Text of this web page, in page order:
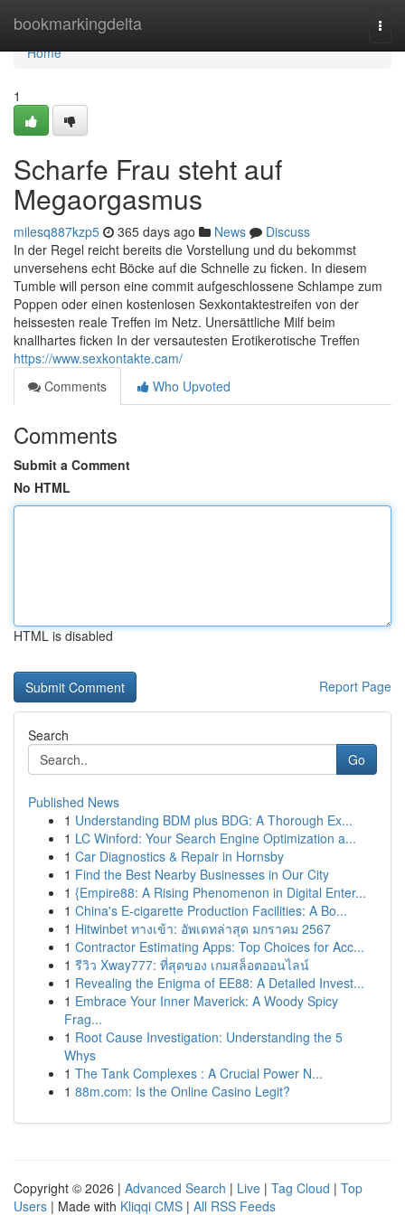
bookmarkingdelta
Home
Home
1
Scharfe Frau steht auf
Megaorgasmus
milesq887kzp5 365 days ago News
Discuss
In der Regel reicht bereits die Vorstellung und du bekommst
unversehens echt Böcke auf die Schnelle zu ficken. In diesem
Tumble will person eine commit aufgeschlossene Schlampe zum
Poppen oder einen kostenlosen Sexkontaktestreifen von der
heissesten reale Treffen im Netz. Unersättliche Milf beim
knallhartes ficken In der versautesten Erotikerotische Treffen
https://www.sexkontakte.cam/
Comments
Who Upvoted
Comments
Submit a Comment
No HTML
HTML is disabled
Report Page
Search
Go
Published News
1 Understanding BDM plus BDG: A Thorough Ex...
1 LC Winford: Your Search Engine Optimization a...
1 Car Diagnostics & Repair in Hornsby
1 Find the Best Nearby Businesses in Our City
1 {Empire88: A Rising Phenomenon in Digital Enter...
1 China's E-cigarette Production Facilities: A Bo...
1 Hitwinbet ทางเข้า: อัพเดทล่าสุด มกราคม 2567
1 Contractor Estimating Apps: Top Choices for Acc...
1 รีวิว Xway777: ที่สุดของ เกมสล็อตออนไลน์
1 Revealing the Enigma of EE88: A Detailed Invest...
1 Embrace Your Inner Maverick: A Woody Spicy
Frag...
1 Root Cause Investigation: Understanding the 5
Whys
1 The Tank Complexes : A Crucial Power N...
1 88m.com: Is the Online Casino Legit?
Copyright © 2026 | Advanced Search | Live | Tag Cloud | Top
Users | Made with Kliqqi CMS | All RSS Feeds